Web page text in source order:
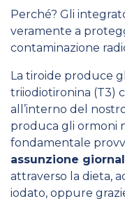
Perché? Gli
veramente a
contaminazione
La tiroide produce
triiodiotironina (T3)
all’interno del
produca gli ormoni
fondamentale
assunzione
attraverso la dieta,
iodato, oppure